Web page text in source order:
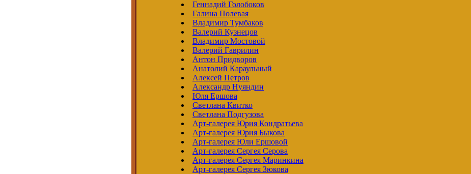
Геннадий Голобоков
Галина Полевая
Владимир Тумбаков
Валерий Кузнецов
Владимир Мостовой
Валерий Гаврилин
Антон Придворов
Анатолий Караульный
Алексей Петров
Александр Нуяндин
Юля Ершова
Светлана Квитко
Светлана Подгузова
Арт-галерея Юрия Кондратьева
Арт-галерея Юрия Быкова
Арт-галерея Юли Ершовой
Арт-галерея Сергея Серова
Арт-галерея Сергея Маринкина
Арт-галерея Сергея Зюкова